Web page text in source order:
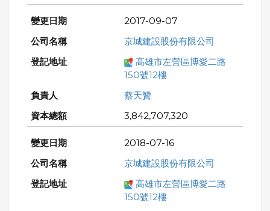
2017-09-07
京城建設股份有限公司
高雄市左營區博愛二路
150號12樓
蔡天贊
3,842,707,320
2018-07-16
京城建設股份有限公司
高雄市左營區博愛二路
150號12樓